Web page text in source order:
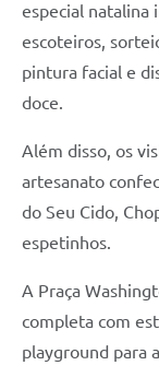
Contato
especial natalina
escoteiros,
pintura facial e
doce.
Além disso, os
artesanato
do Seu Cido,
espetinhos.
A Praça
completa com
playground para